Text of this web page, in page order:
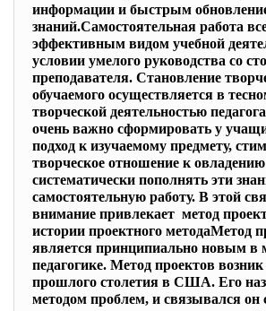
информации и быстрым
знаний.Самостоятельная работа
эффективным видом учебной
условии умелого руководства со
преподавателя. Становление
обучаемого осуществляется в
творческой деятельностью
очень важно сформировать у
подход к изучаемому предмету,
творческое отношение к
систематически пополнять эти
самостоятельную работу. В этой
внимание привлекает метод
истории проектного методаМетод
является принципиально новым в
педагогике. Метод проектов
прошлого столетия в США. Его
методом проблем, и связывался он